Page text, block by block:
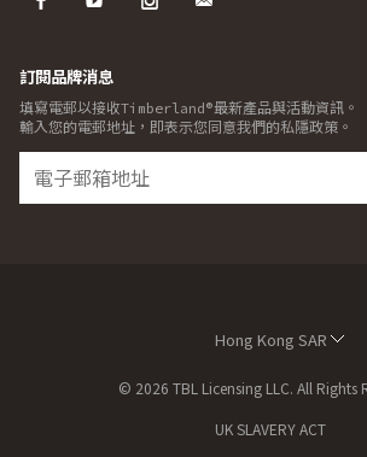
訂閱品牌消息
填寫電郵以接收Timberland®最新產品與活動資訊。
輸入您的電郵地址，即表示您同意我們的私隱政策。
Hong Kong SAR
© 2026 TBL Licensing LLC. All Rights
UK SLAVERY ACT